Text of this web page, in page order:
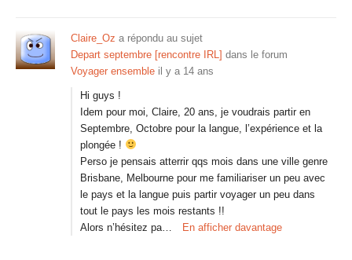
Claire_Oz a répondu au sujet
Depart septembre [rencontre IRL] dans le forum
Voyager ensemble il y a 14 ans
Hi guys !
Idem pour moi, Claire, 20 ans, je voudrais partir en
Septembre, Octobre pour la langue, l’expérience et la
plongée !
Perso je pensais atterrir qqs mois dans une ville genre
Brisbane, Melbourne pour me familiariser un peu avec
le pays et la langue puis partir voyager un peu dans
tout le pays les mois restants !!
Alors n’hésitez pa…
En afficher davantage